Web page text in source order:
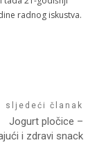
radnog iskustva.
sljedeći članak
Jogurt pločice –
i zdravi snack